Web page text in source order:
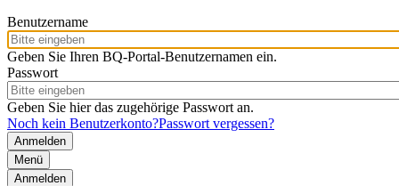
Benutzername
Geben Sie Ihren BQ-Portal-Benutzernamen ein.
Passwort
Geben Sie hier das zugehörige Passwort an.
Noch kein Benutzerkonto?Passwort vergessen?
Menü
Anmelden